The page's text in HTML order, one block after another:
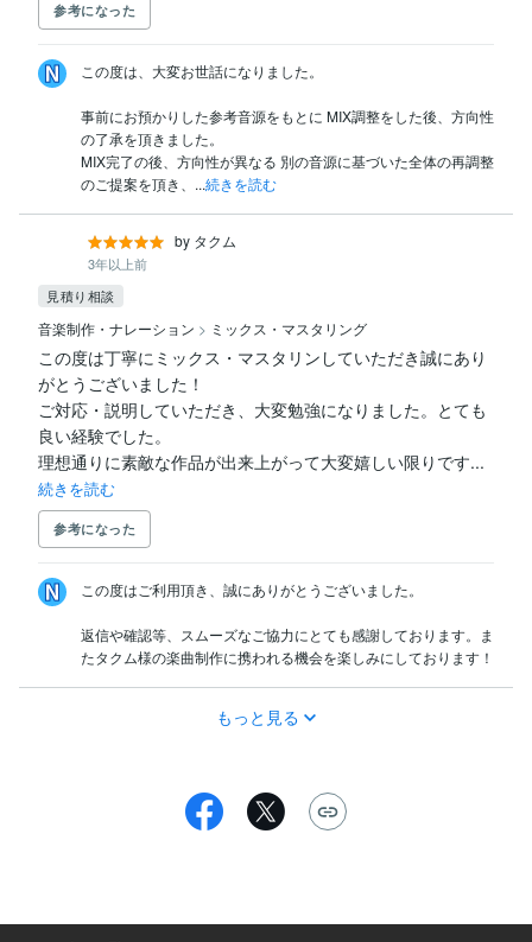
参考になった
この度は、大変お世話になりました。
事前にお預かりした参考音源をもとに MIX調整をした後、方向性
の了承を頂きました。
MIX完了の後、方向性が異なる 別の音源に基づいた全体の再調整
のご提案を頂き、...続きを読む
by タクム
3年以上前
見積り相談
音楽制作・ナレーション > ミックス・マスタリング
この度は丁寧にミックス・マスタリンしていただき誠にあり
がとうございました！
ご対応・説明していただき、大変勉強になりました。とても
良い経験でした。
理想通りに素敵な作品が出来上がって大変嬉しい限りです...
続きを読む
参考になった
この度はご利用頂き、誠にありがとうございました。
返信や確認等、スムーズなご協力にとても感謝しております。ま
たタクム様の楽曲制作に携われる機会を楽しみにしております！
もっと見る